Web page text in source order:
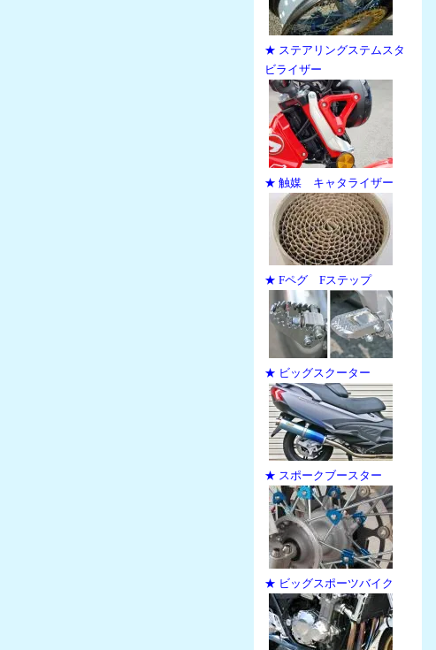
★ ステアリングステムスタ
ビライザー
★ 触媒 キャタライザー
★ Fペグ Fステップ
★ ビッグスクーター
★ スポークブースター
★ ビッグスポーツバイク